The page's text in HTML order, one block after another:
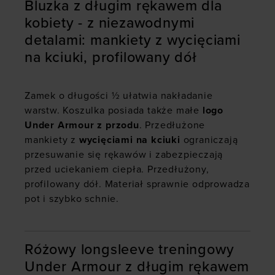
Bluzka z długim rękawem dla
kobiety - z niezawodnymi
detalami: mankiety z wycięciami
na kciuki, profilowany dół
Zamek o długości ½ ułatwia nakładanie
warstw. Koszulka posiada także małe logo
Under Armour z przodu. Przedłużone
mankiety z wycięciami na kciuki ograniczają
przesuwanie się rękawów i zabezpieczają
przed uciekaniem ciepła. Przedłużony,
profilowany dół. Materiał sprawnie odprowadza
pot i szybko schnie.
Różowy longsleeve treningowy
Under Armour z długim rękawem